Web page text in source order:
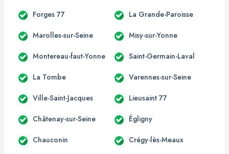
Forges 77 La Grande-Paroisse
Marolles-sur-Seine Misy-sur-Yonne
Montereau-faut-Yonne Saint-Germain-Laval
La Tombe Varennes-sur-Seine
Ville-Saint-Jacques Lieusaint 77
Châtenay-sur-Seine Égligny
Chauconin Crégy-lès-Meaux